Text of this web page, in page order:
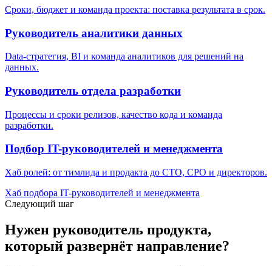
Сроки, бюджет и команда проекта: поставка результата в срок.
Руководитель аналитики данных
Data-стратегия, BI и команда аналитиков для решений на
данных.
Руководитель отдела разработки
Процессы и сроки релизов, качество кода и команда
разработки.
Подбор IT-руководителей и менеджмента
Хаб ролей: от тимлида и продакта до CTO, CPO и директоров.
Хаб подбора IT-руководителей и менеджмента
Следующий шаг
Нужен руководитель продукта,
который развернёт направление?